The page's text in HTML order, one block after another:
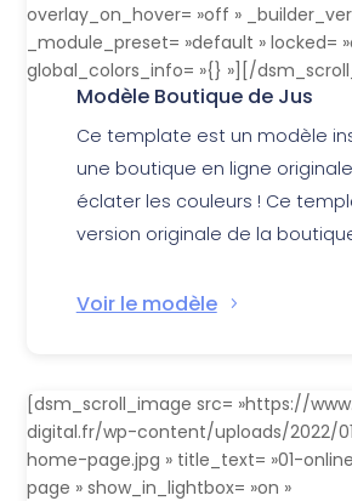
overlay_on_hover= »off »
_module_preset= »default » locked=
global_colors_info= »{} »][/
Modèle Boutique de Jus
Ce template est un modèle
une boutique en ligne
éclater les couleurs ! Ce
version originale de la
Voir le modèle
[dsm_scroll_image src= »https://
digital.fr/wp-content/uploads/2022/
home-page.jpg » title_text= »01-
page » show_in_lightbox= »on »